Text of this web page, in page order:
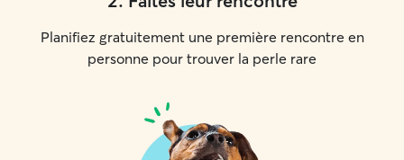
Planifiez gratuitement une première rencontre en
personne pour trouver la perle rare